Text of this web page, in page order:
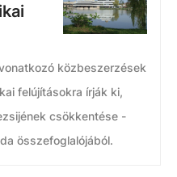
közbeszerzések
felújításokra írják ki,
csökkentése -
összefoglalójából.